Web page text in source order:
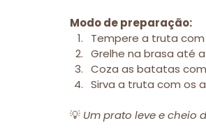
Modo de preparação:
Tempere a truta
Grelhe na brasa até
Coza as batatas
Sirva a truta com os
💡 Um prato leve e cheio